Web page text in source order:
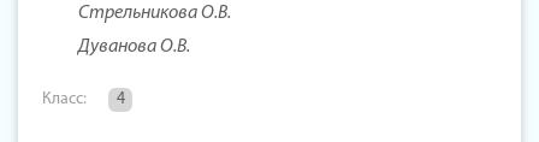
Стрельникова О.В.
Дуванова О.В.
Класс: 4